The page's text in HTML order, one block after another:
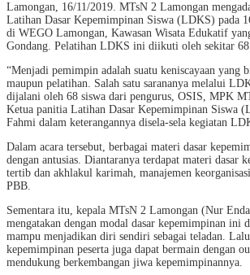
Lamongan, 16/11/2019. MTsN 2 Lamongan
Latihan Dasar Kepemimpinan Siswa (LDKS) pada
di WEGO Lamongan, Kawasan Wisata Edukatif
Gondang. Pelatihan LDKS ini diikuti oleh sekitar 68
“Menjadi pemimpin adalah suatu keniscayaan yang
maupun pelatihan. Salah satu sarananya melalui
dijalani oleh 68 siswa dari pengurus, OSIS, MPK
Ketua panitia Latihan Dasar Kepemimpinan Siswa
Fahmi dalam keterangannya disela-sela kegiatan
Dalam acara tersebut, berbagai materi dasar
dengan antusias. Diantaranya terdapat materi dasar
tertib dan akhlakul karimah, manajemen
PBB.
Sementara itu, kepala MTsN 2 Lamongan (Nur
mengatakan dengan modal dasar kepemimpinan ini
mampu menjadikan diri sendiri sebagai teladan.
kepemimpinan peserta juga dapat bermain dengan
mendukung berkembangan jiwa kepemimpinannya.